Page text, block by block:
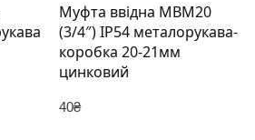
Муфта ввідна MBМ20
(3/4″) IP54 металорукава-
коробка 20-21мм
цинковий
40₴